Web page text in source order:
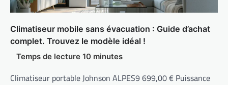
Climatiseur mobile sans évacuation : Guide d’achat
complet. Trouvez le modèle idéal !
Climatiseur portable Johnson ALPES9 699,00 € Puissance